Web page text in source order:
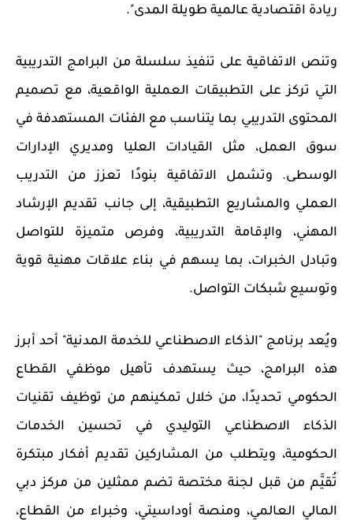
ريادة اقتصادية عالمية طويلة المدى."
وتنص الاتفاقية على تنفيذ سلسلة من البرامج التدريبية
التي تركز على التطبيقات العملية الواقعية، مع تصميم
المحتوى التدريبي بما يتناسب مع الفئات المستهدفة في
سوق العمل، مثل القيادات العليا ومديري الإدارات
الوسطى. وتشمل الاتفاقية بنودًا تعزز من التدريب
العملي والمشاريع التطبيقية، إلى جانب تقديم الإرشاد
المهني، والإقامة التدريبية، وفرص متميزة للتواصل
وتبادل الخبرات، بما يسهم في بناء علاقات مهنية قوية
وتوسيع شبكات التواصل.
ويُعد برنامج "الذكاء الاصطناعي للخدمة المدنية" أحد أبرز
هذه البرامج، حيث يستهدف تأهيل موظفي القطاع
الحكومي تحديدًا، من خلال تمكينهم من توظيف تقنيات
الذكاء الاصطناعي التوليدي في تحسين الخدمات
الحكومية، ويتطلب من المشاركين تقديم أفكار مبتكرة
تُقيَّم من قبل لجنة مختصة تضم ممثلين من مركز دبي
المالي العالمي، ومنصة أوداسيتي، وخبراء من القطاع،